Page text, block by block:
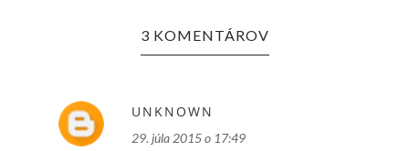
3 KOMENTÁROV
UNKNOWN
29. júla 2015 o 17:49